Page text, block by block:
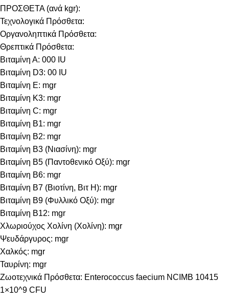
ΠΡΟΣΘΕΤΑ (ανά kgr):
Τεχνολογικά Πρόσθετα:
Οργανοληπτικά Πρόσθετα:
Θρεπτικά Πρόσθετα:
Βιταμίνη Α: 000 IU
Βιταμίνη D3: 00 IU
Βιταμίνη E: mgr
Βιταμίνη Κ3: mgr
Βιταμίνη C: mgr
Βιταμίνη B1: mgr
Βιταμίνη B2: mgr
Βιταμίνη B3 (Νιασίνη): mgr
Βιταμίνη B5 (Παντοθενικό Οξύ): mgr
Βιταμίνη B6: mgr
Βιταμίνη B7 (Βιοτίνη, Βιτ Η): mgr
Βιταμίνη B9 (Φυλλικό Οξύ): mgr
Βιταμίνη B12: mgr
Χλωριούχος Χολίνη (Χολίνη): mgr
Ψευδάργυρος: mgr
Χαλκός: mgr
Ταυρίνη: mgr
Ζωοτεχνικά Πρόσθετα: Enterococcus faecium NCIMB 10415
1×10^9 CFU